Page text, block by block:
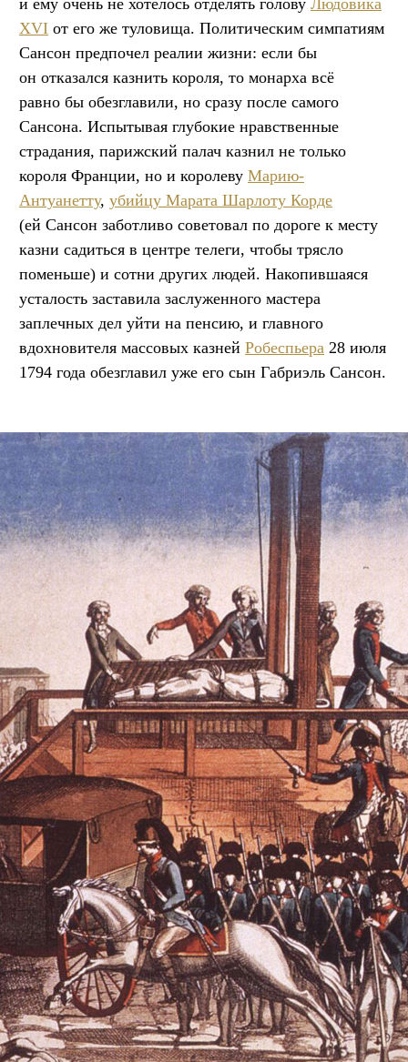
и ему очень не хотелось отделять голову Людовика
XVI от его же туловища. Политическим симпатиям
Сансон предпочел реалии жизни: если бы
он отказался казнить короля, то монарха всё
равно бы обезглавили, но сразу после самого
Сансона. Испытывая глубокие нравственные
страдания, парижский палач казнил не только
короля Франции, но и королеву Марию-
Антуанетту, убийцу Марата Шарлоту Корде
(ей Сансон заботливо советовал по дороге к месту
казни садиться в центре телеги, чтобы трясло
поменьше) и сотни других людей. Накопившаяся
усталость заставила заслуженного мастера
заплечных дел уйти на пенсию, и главного
вдохновителя массовых казней Робеспьера 28 июля
1794 года обезглавил уже его сын Габриэль Сансон.